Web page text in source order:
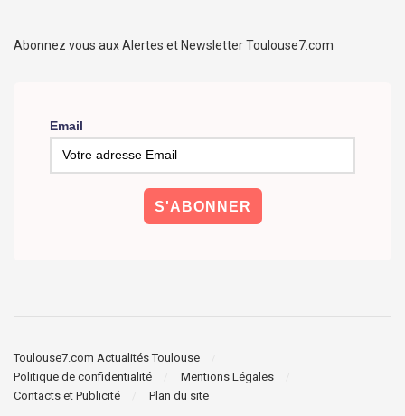
Abonnez vous aux Alertes et Newsletter Toulouse7.com
Email
Toulouse7.com Actualités Toulouse
Politique de confidentialité
Mentions Légales
Contacts et Publicité
Plan du site